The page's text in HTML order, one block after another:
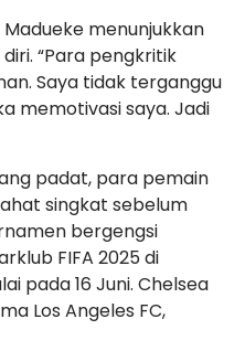
menunjukkan
“Para pengkritik
Saya tidak terganggu
memotivasi saya. Jadi
padat, para pemain
singkat sebelum
bergengsi
FIFA 2025 di
pada 16 Juni. Chelsea
Los Angeles FC,